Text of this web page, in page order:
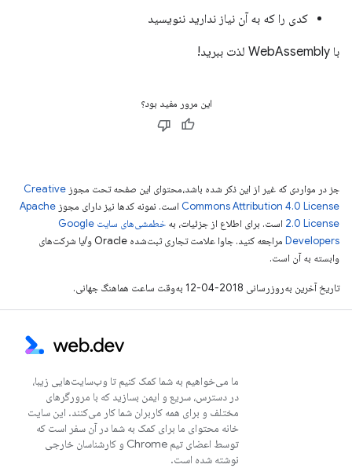
کدی را که به آن نیاز ندارید ننویسید
با WebAssembly لذت ببرید!
این مرور مفید بود؟
جز در مواردی که غیر از این ذکر شده باشد،‌محتوای این صفحه تحت مجوز Creative
Commons Attribution 4.0 License است. نمونه کدها نیز دارای مجوز Apache
2.0 License است. برای اطلاع از جزئیات، به
خطمشی‌های سایت Google
Developers‏
مراجعه کنید. جاوا علامت تجاری ثبت‌شده Oracle و/یا شرکت‌های
وابسته به آن است.
تاریخ آخرین به‌روزرسانی 2018-04-12 به‌وقت ساعت هماهنگ جهانی.
ما می‌خواهیم به شما کمک کنیم تا وب‌سایت‌هایی زیبا،
در دسترس، سریع و ایمن بسازید که با مرورگرهای
مختلف و برای همه کاربران شما کار می‌کنند. این سایت
خانه محتوای ما برای کمک به شما در آن سفر است که
توسط اعضای تیم Chrome و کارشناسان خارجی
نوشته شده است.